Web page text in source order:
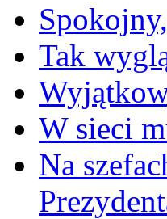
Tak
W sieci
Na